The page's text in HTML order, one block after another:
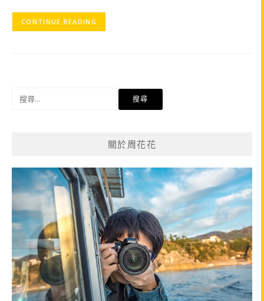
CONTINUE READING
關於周花花